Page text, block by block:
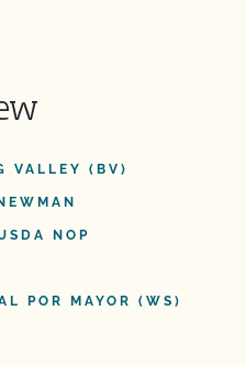
VALLEY (BV)
NOP
POR MAYOR (WS)